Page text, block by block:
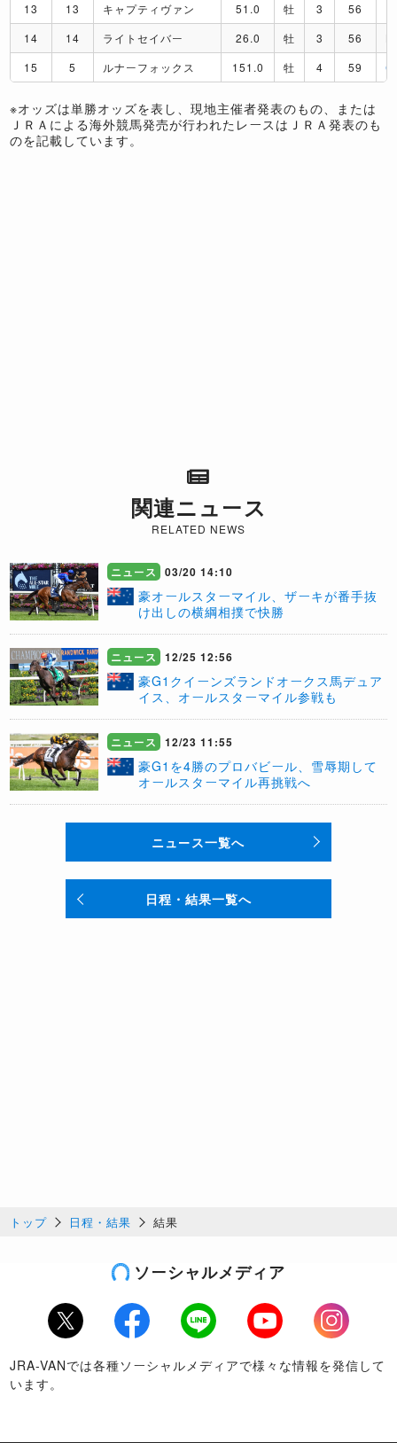
13 13 キャプティヴァン 51.0 牡 3 56
14
14 ライトセイバー 26.0 牡 3 56
15
5 ルナーフォックス 151.0 牡 4 59 C
※オッズは単勝オッズを表し、現地主催者発表のもの、または
ＪＲＡによる海外競馬発売が行われたレースはＪＲＡ発表のも
のを記載しています。
関連ニュース
RELATED NEWS
ニュース 03/20 14:10
豪オールスターマイル、ザーキが番手抜
け出しの横綱相撲で快勝
ニュース 12/25 12:56
豪G1クイーンズランドオークス馬デュア
イス、オールスターマイル参戦も
ニュース 12/23 11:55
豪G1を4勝のプロバビール、雪辱期して
オールスターマイル再挑戦へ
ニュース一覧へ
日程・結果一覧へ
トップ 日程・結果 結果
ソーシャルメディア
Twitter Facebook LINE Youtube
Instagram
JRA-VANでは各種ソーシャルメディアで様々な情報を発信して
います。